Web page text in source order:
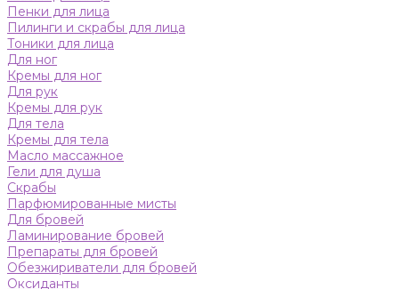
Пенки для лица
Пилинги и скрабы для лица
Тоники для лица
Для ног
Кремы для ног
Для рук
Кремы для рук
Для тела
Кремы для тела
Масло массажное
Гели для душа
Скрабы
Парфюмированные мисты
Для бровей
Ламинирование бровей
Препараты для бровей
Обезжириватели для бровей
Оксиданты